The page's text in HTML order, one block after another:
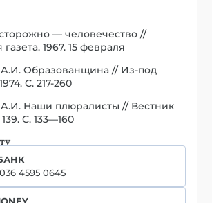
— человечество //
1967. 15 февраля
Образованщина // Из-под
С. 217-260
Наши плюралисты // Вестник
С. 133—160
4595 0645